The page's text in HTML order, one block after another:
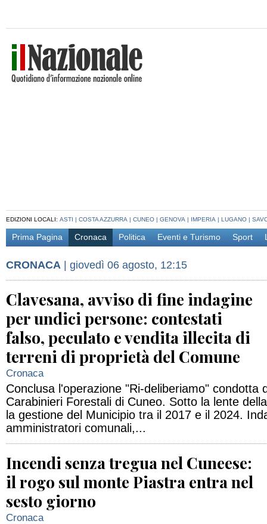
EDIZIONI LOCALI: ASTI | COSTA AZZURRA | CUNEO | GENOVA | IMPERIA | LUGANO |
Prima Pagina Cronaca Politica Eventi e Turismo Sport
CRONACA | giovedì 06 agosto, 12:15
Clavesana, avviso di fine indagine
per undici persone: contestati
falso, peculato e vendita illecita di
terreni di proprietà del Comune
Cronaca
Conclusa l'operazione "Ri-deliberiamo" condotta
Carabinieri Forestali di Cuneo. Sotto la lente
la gestione del Municipio tra il 2017 e il 2024.
amministratori comunali,...
Incendi senza tregua nel Cuneese:
il rogo sul monte Piastra entra nel
sesto giorno
Cronaca